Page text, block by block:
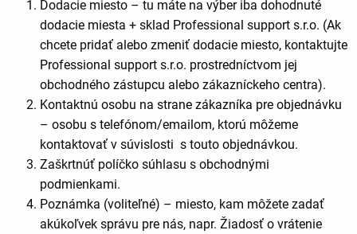
Dodacie miesto – tu máte na výber iba dohodnuté
dodacie miesta + sklad Professional support s.r.o. (Ak
chcete pridať alebo zmeniť dodacie miesto, kontaktujte
Professional support s.r.o. prostredníctvom jej
obchodného zástupcu alebo zákazníckeho centra).
Kontaktnú osobu na strane zákazníka pre objednávku
– osobu s telefónom/emailom, ktorú môžeme
kontaktovať v súvislosti s touto objednávkou.
Zaškrtnúť políčko súhlasu s obchodnými
podmienkami.
Poznámka (voliteľné) – miesto, kam môžete zadať
akúkoľvek správu pre nás, napr. Žiadosť o vrátenie